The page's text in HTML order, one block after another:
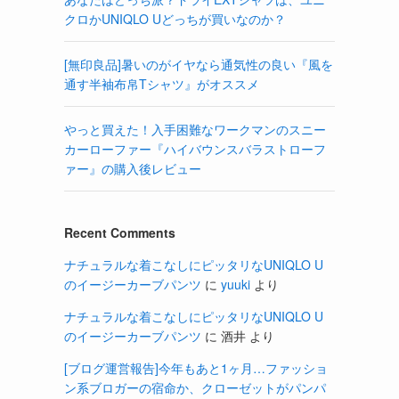
クロかUNIQLO Uどっちが買いなのか？
[無印良品]暑いのがイヤなら通気性の良い『風を
通す半袖布帛Tシャツ』がオススメ
やっと買えた！入手困難なワークマンのスニー
カーローファー『ハイバウンスバラストローフ
ァー』の購入後レビュー
Recent Comments
ナチュラルな着こなしにピッタリなUNIQLO U
のイージーカーブパンツ に yuuki より
ナチュラルな着こなしにピッタリなUNIQLO U
のイージーカーブパンツ に 酒井 より
[ブログ運営報告]今年もあと1ヶ月…ファッショ
ン系ブロガーの宿命か、クローゼットがパンパ